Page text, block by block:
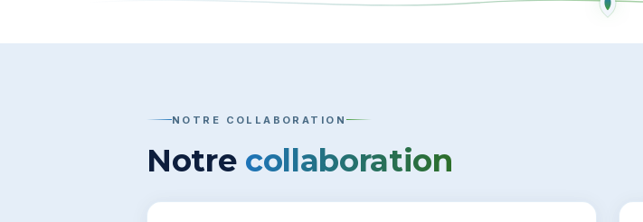
NOTRE COLLABORATION
Notre collaboration